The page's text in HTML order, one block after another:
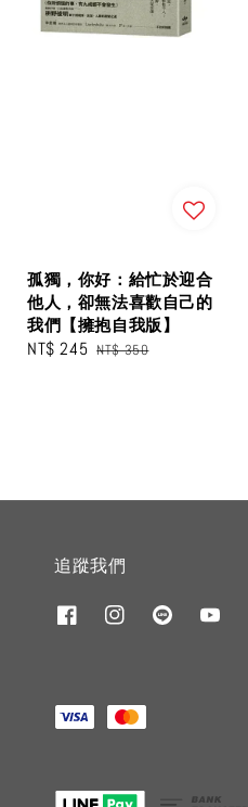
孤獨，你好：給忙於迎合
他人，卻無法喜歡自己的
我們【擁抱自我版】
Sale
NT$ 245 Regular
NT$ 350
追蹤我們